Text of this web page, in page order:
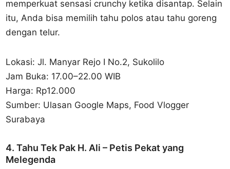
memperkuat sensasi crunchy ketika disantap. Selain
itu, Anda bisa memilih tahu polos atau tahu goreng
dengan telur.
Lokasi: Jl. Manyar Rejo I No.2, Sukolilo
Jam Buka: 17.00–22.00 WIB
Harga: Rp12.000
Sumber: Ulasan Google Maps, Food Vlogger
Surabaya
4. Tahu Tek Pak H. Ali – Petis Pekat yang
Melegenda